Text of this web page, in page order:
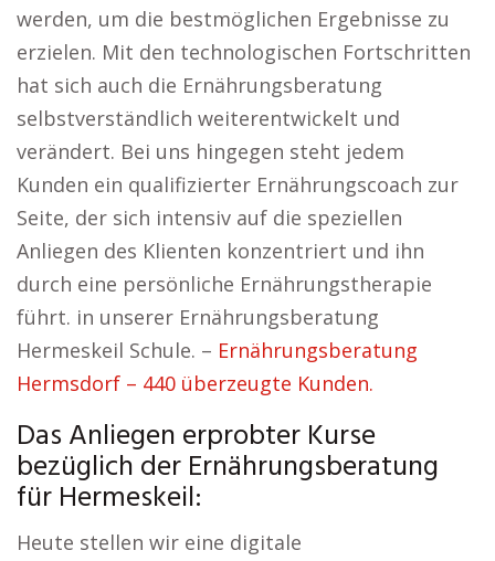
werden, um die bestmöglichen Ergebnisse zu
erzielen. Mit den technologischen Fortschritten
hat sich auch die Ernährungsberatung
selbstverständlich weiterentwickelt und
verändert. Bei uns hingegen steht jedem
Kunden ein qualifizierter Ernährungscoach zur
Seite, der sich intensiv auf die speziellen
Anliegen des Klienten konzentriert und ihn
durch eine persönliche Ernährungstherapie
führt. in unserer Ernährungsberatung
Hermeskeil Schule. – Ernährungsberatung
Hermsdorf – 440 überzeugte Kunden.
Das Anliegen erprobter Kurse
bezüglich der Ernährungsberatung
für Hermeskeil:
Heute stellen wir eine digitale